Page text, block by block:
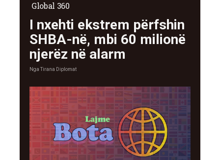
Global 360
I nxehti ekstrem përfshin
SHBA-në, mbi 60 milionë
njerëz në alarm
Nga Tirana Diplomat